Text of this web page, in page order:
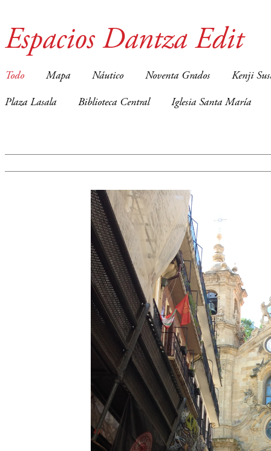
Espacios Dantza Edit
Todo Mapa Náutico Noventa Grados Kenji
Plaza Lasala Biblioteca Central Iglesia Santa María